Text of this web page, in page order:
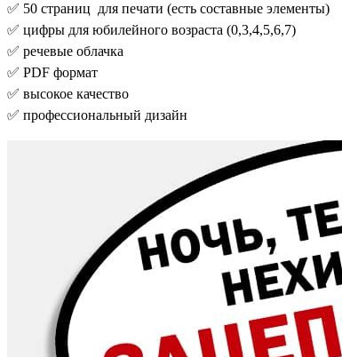
✅ 50 страниц для печати (есть составные элементы)
✅ цифры для юбилейного возраста (0,3,4,5,6,7)
✅ речевые облачка
✅ PDF формат
✅ высокое качество
✅ профессиональный дизайн